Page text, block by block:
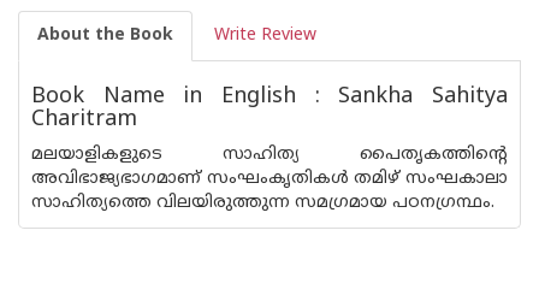
About the Book Write Review
Book Name in English : Sankha Sahitya
Charitram
മലയാളികളുടെ സാഹിത്യ പൈതൃകത്തിന്റെ
അവിഭാജ്യഭാഗമാണ് സംഘംകൃതികള്‍ തമിഴ് സംഘകാലാ
സാഹിത്യത്തെ വിലയിരുത്തുന്ന സമഗ്രമായ പഠനഗ്രന്ഥം.